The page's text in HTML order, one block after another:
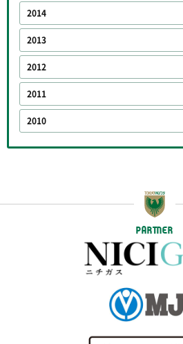
2014
2013
2012
2011
2010
PARTNER